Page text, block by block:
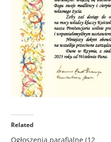
Related
Ogłoszenia parafialne (12